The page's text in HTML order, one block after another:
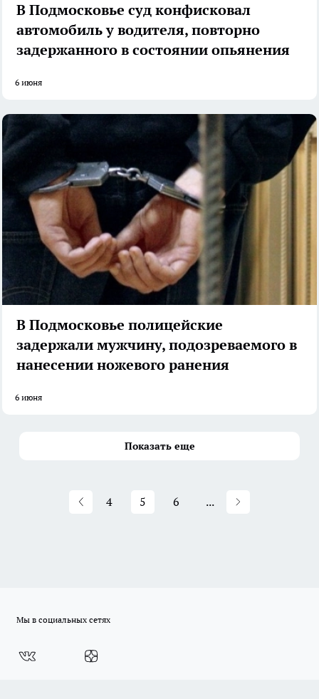
В Подмосковье суд конфисковал
автомобиль у водителя, повторно
задержанного в состоянии опьянения
6 июня
В Подмосковье полицейские
задержали мужчину, подозреваемого в
нанесении ножевого ранения
6 июня
Показать еще
4 5 6 ...
Мы в социальных сетях